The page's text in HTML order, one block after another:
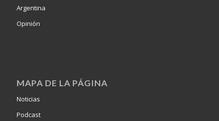
Argentina
Opinión
MAPA DE LA PÁGINA
Noticias
Podcast